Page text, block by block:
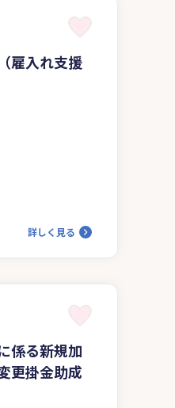
雇入れ支援
詳しく見る
係る新規加
更掛金助成